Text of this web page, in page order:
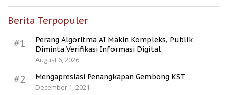
Berita Terpopuler
#1
Perang Algoritma AI Makin Kompleks, Publik
Diminta Verifikasi Informasi Digital
August 6, 2026
#2
Mengapresiasi Penangkapan Gembong KST
December 1, 2021